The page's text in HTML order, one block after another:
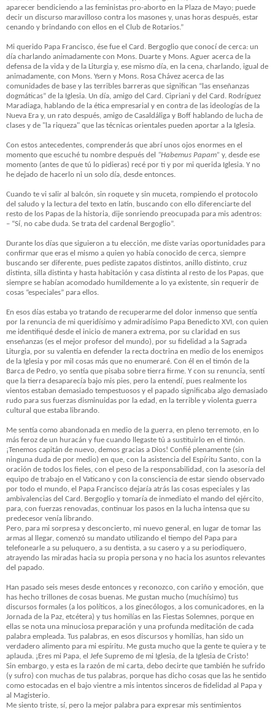
aparecer bendiciendo a las feministas pro-aborto en la Plaza de Mayo; puede
decir un discurso maravilloso contra los masones y, unas horas después, estar
cenando y brindando con ellos en el Club de Rotarios.”
Mi querido Papa Francisco, ése fue el Card. Bergoglio que conocí de cerca: un
día charlando animadamente con Mons. Duarte y Mons. Aguer acerca de la
defensa de la vida y de la Liturgia y, ese mismo día, en la cena, charlando, igual de
animadamente, con Mons. Ysern y Mons. Rosa Chávez acerca de las
comunidades de base y las terribles barreras que significan “las enseñanzas
dogmáticas” de la Iglesia. Un día, amigo del Card. Cipriani y del Card. Rodríguez
Maradiaga, hablando de la ética empresarial y en contra de las ideologías de la
Nueva Era y, un rato después, amigo de Casaldáliga y Boff hablando de lucha de
clases y de "la riqueza" que las técnicas orientales pueden aportar a la Iglesia.
Con estos antecedentes, comprenderás que abrí unos ojos enormes en el
momento que escuché tu nombre después del “Habemus Papam” y, desde ese
momento (antes de que tú lo pidieras) recé por ti y por mi querida Iglesia. Y no
he dejado de hacerlo ni un solo día, desde entonces.
Cuando te vi salir al balcón, sin roquete y sin muceta, rompiendo el protocolo
del saludo y la lectura del texto en latín, buscando con ello diferenciarte del
resto de los Papas de la historia, dije sonriendo preocupada para mis adentros:
– “Sí, no cabe duda. Se trata del cardenal Bergoglio”.
Durante los días que siguieron a tu elección, me diste varias oportunidades para
confirmar que eras el mismo a quien yo había conocido de cerca, siempre
buscando ser diferente, pues pediste zapatos distintos, anillo distinto, cruz
distinta, silla distinta y hasta habitación y casa distinta al resto de los Papas, que
siempre se habían acomodado humildemente a lo ya existente, sin requerir de
cosas “especiales” para ellos.
En esos días estaba yo tratando de recuperarme del dolor inmenso que sentía
por la renuncia de mi queridísimo y admiradísimo Papa Benedicto XVI, con quien
me identifiqué desde el inicio de manera extrema, por su claridad en sus
enseñanzas (es el mejor profesor del mundo), por su fidelidad a la Sagrada
Liturgia, por su valentía en defender la recta doctrina en medio de los enemigos
de la Iglesia y por mil cosas más que no enumeraré. Con él en el timón de la
Barca de Pedro, yo sentía que pisaba sobre tierra firme. Y con su renuncia, sentí
que la tierra desaparecía bajo mis pies, pero la entendí, pues realmente los
vientos estaban demasiado tempestuosos y el papado significaba algo demasiado
rudo para sus fuerzas disminuidas por la edad, en la terrible y violenta guerra
cultural que estaba librando.
Me sentía como abandonada en medio de la guerra, en pleno terremoto, en lo
más feroz de un huracán y fue cuando llegaste tú a sustituirlo en el timón.
¡Tenemos capitán de nuevo, demos gracias a Dios! Confié plenamente (sin
ninguna duda de por medio) en que, con la asistencia del Espíritu Santo, con la
oración de todos los fieles, con el peso de la responsabilidad, con la asesoría del
equipo de trabajo en el Vaticano y con la consciencia de estar siendo observado
por todo el mundo, el Papa Francisco dejaría atrás las cosas especiales y las
ambivalencias del Card. Bergoglio y tomaría de inmediato el mando del ejército,
para, con fuerzas renovadas, continuar los pasos en la lucha intensa que su
predecesor venía librando.
Pero, para mi sorpresa y desconcierto, mi nuevo general, en lugar de tomar las
armas al llegar, comenzó su mandato utilizando el tiempo del Papa para
telefonearle a su peluquero, a su dentista, a su casero y a su periodiquero,
atrayendo las miradas hacia su propia persona y no hacia los asuntos relevantes
del papado.
Han pasado seis meses desde entonces y reconozco, con cariño y emoción, que
has hecho trillones de cosas buenas. Me gustan mucho (muchísimo) tus
discursos formales (a los políticos, a los ginecólogos, a los comunicadores, en la
Jornada de la Paz, etcétera) y tus homilías en las Fiestas Solemnes, porque en
ellas se nota una minuciosa preparación y una profunda meditación de cada
palabra empleada. Tus palabras, en esos discursos y homilías, han sido un
verdadero alimento para mi espíritu. Me gusta mucho que la gente te quiera y te
aplauda. ¡Eres mi Papa, el Jefe Supremo de mi Iglesia, de la Iglesia de Cristo!
Sin embargo, y esta es la razón de mi carta, debo decirte que también he sufrido
(y sufro) con muchas de tus palabras, porque has dicho cosas que las he sentido
como estocadas en el bajo vientre a mis intentos sinceros de fidelidad al Papa y
al Magisterio.
Me siento triste, sí, pero la mejor palabra para expresar mis sentimientos